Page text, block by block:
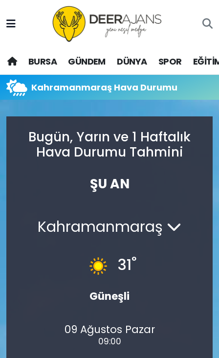
BURSA GÜNDEM DÜNYA SPOR
Kahramanmaraş Hava Durumu
Bugün, Yarın ve 1 Haftalık
Hava Durumu Tahmini
ŞU AN
Kahramanmaraş
31°
Güneşli
09 Ağustos Pazar
09:00
Hava Durumu
Trafik Durumu
Puan Durumu ve Fikstür
Son Dakika Haberleri